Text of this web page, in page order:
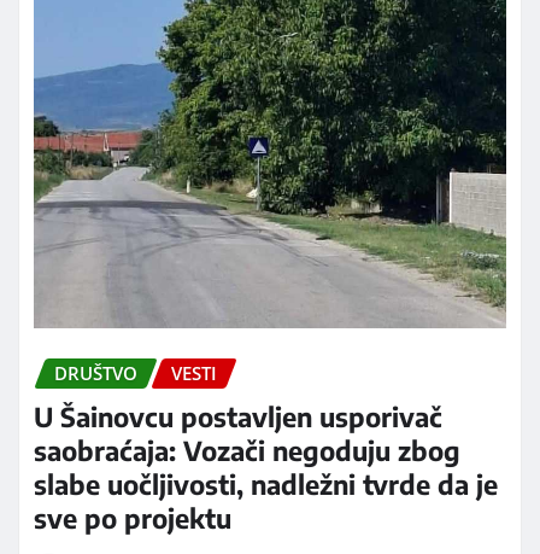
DRUŠTVO VESTI
U Šainovcu postavljen usporivač
saobraćaja: Vozači negoduju zbog
slabe uočljivosti, nadležni tvrde da je
sve po projektu